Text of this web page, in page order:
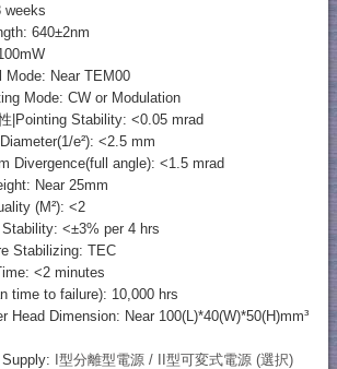
weeks
640±2nm
Mode: Near TEM00
Mode: CW or Modulation
|Pointing Stability: <0.05 mrad
e²): <2.5 mm
Divergence(full angle): <1.5 mrad
Near 25mm
(M²): <2
<±3% per 4 hrs
Stabilizing: TEC
<2 minutes
time to failure): 10,000 hrs
Head Dimension: Near 100(L)*40(W)*50(H)mm³
I型分離型電源 / II型可変式電源 (選択)